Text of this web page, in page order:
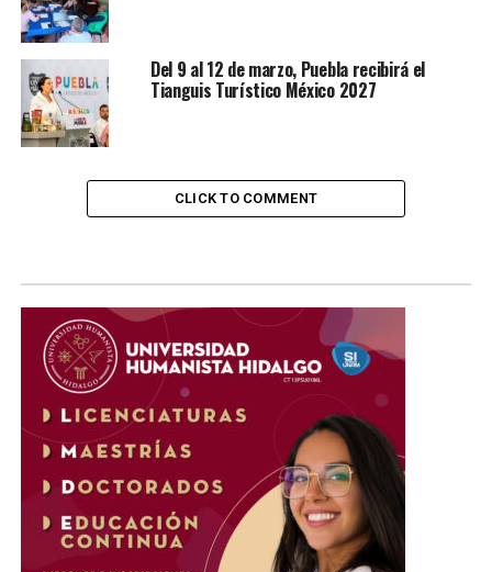
Del 9 al 12 de marzo, Puebla recibirá el
Tianguis Turístico México 2027
CLICK TO COMMENT